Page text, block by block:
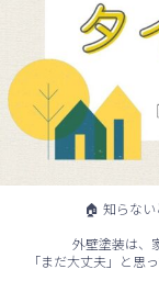
🏠 知らな
外壁塗装は、
「まだ大丈夫」と思